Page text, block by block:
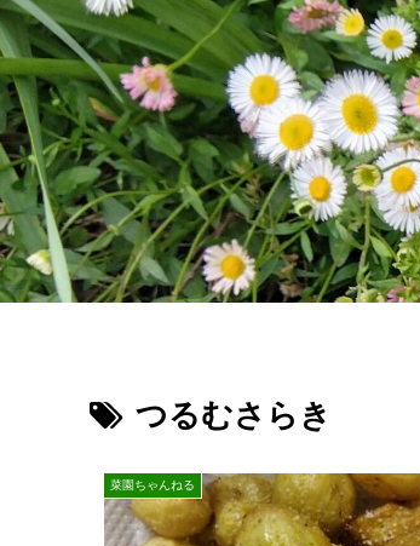
つるむさらき
菜園ちゃんねる